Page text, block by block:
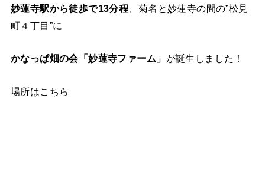
妙蓮寺駅から徒歩で13分程 、菊名と妙蓮寺の間の”松見
町４丁目”に
かなっぱ畑の会「妙蓮寺ファーム」 が誕生しました！
場所はこちら